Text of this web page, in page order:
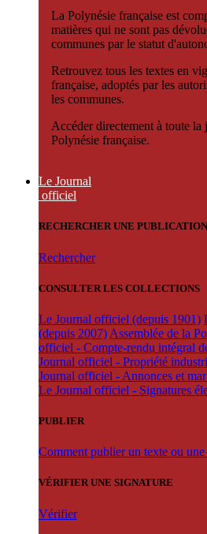
La Polynésie française est
matières qui ne sont pas
communes par le statut
Retrouvez tous les textes en
française, adoptés par les
les communes.
Accéder directement à toute
Polynésie française.
Le Journal
officiel
RECHERCHER UNE PUBLICATION
Rechercher
CONSULTER LES COLLECTIONS
Le Journal officiel (depuis 1901)
(depuis 2007) Assemblée de la
officiel - Compte-rendu intégral
Journal officiel - Propriété
Journal officiel - Annonces et
Le Journal officiel - Signatures
PUBLIER
Comment publier un texte ou
VÉRIFIER UNE SIGNATURE
Vérifier